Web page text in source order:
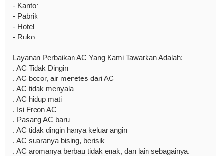
- Kantor
- Pabrik
- Hotel
- Ruko
Layanan Perbaikan AC Yang Kami Tawarkan Adalah:
. AC Tidak Dingin
. AC bocor, air menetes dari AC
. AC tidak menyala
. AC hidup mati
. Isi Freon AC
. Pasang AC baru
. AC tidak dingin hanya keluar angin
. AC suaranya bising, berisik
. AC aromanya berbau tidak enak, dan lain sebagainya.